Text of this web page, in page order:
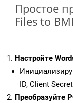
Простое
Files to
Настройте
ID, Client
Преобразуйте